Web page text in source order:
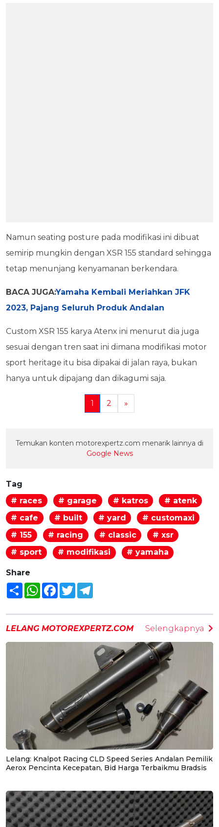
Namun seating posture pada modifikasi ini dibuat
semirip mungkin dengan XSR 155 standard sehingga
tetap menunjang kenyamanan berkendara.
BACA JUGA:Yamaha Kembali Meriahkan JFK
2023, Pajang Seluruh Produk Andalan
Custom XSR 155 karya Atenx ini menurut dia juga
sesuai dengan tren saat ini dimana modifikasi motor
sport heritage itu bisa dipakai di jalan raya, bukan
hanya untuk dipajang dan dikagumi saja.
1 2 »
Temukan konten motorexpertz.com menarik lainnya di
Google News
Tag
# races
# garage # katros
# atenk
# cafe
# built # yard
# customaxi
# 155
# racing # classic
# xsr
# sport
# modifikasi # yamaha
Share
Share WhatsAppFacebook
Twitter
LELANG MOTOREXPERTZ.COM Selengkapnya
Lelang: Knalpot Racing CLD Speed Series Andalan Pemilik
Aerox Pencinta Kecepatan, Bid Harga Terbaikmu Bradsis